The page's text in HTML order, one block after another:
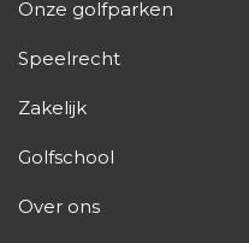
Onze golfparken
Speelrecht
Zakelijk
Golfschool
Over ons